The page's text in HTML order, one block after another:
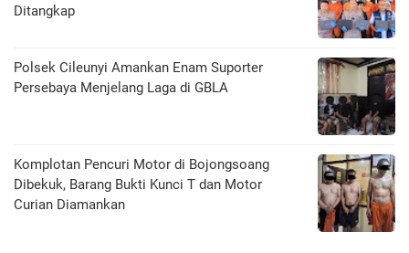
Ditangkap
Polsek Cileunyi Amankan Enam Suporter
Persebaya Menjelang Laga di GBLA
Komplotan Pencuri Motor di Bojongsoang
Dibekuk, Barang Bukti Kunci T dan Motor
Curian Diamankan